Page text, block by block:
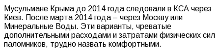
Мусульмане Крыма до 2014 года следовали в КСА через
Киев. После марта 2014 года – через Москву или
Минеральные Воды. Эти варианты, чреватые
дополнительными расходами и затратами физических сил
паломников, трудно назвать комфортными.